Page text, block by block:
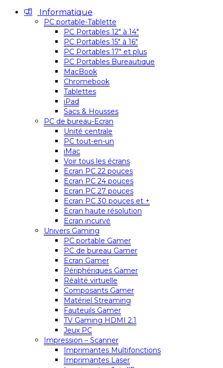
Informatique
PC portable-Tablette
PC Portables 12″ à 14″
PC Portables 15″ à 16″
PC Portables 17″ et plus
PC Portables Bureautique
MacBook
Chromebook
Tablettes
iPad
Sacs & Housses
PC de bureau-Ecran
Unité centrale
PC tout-en-un
iMac
Voir tous les écrans
Ecran PC 22 pouces
Ecran PC 24 pouces
Ecran PC 27 pouces
Ecran PC 30 pouces et +
Ecran haute résolution
Ecran incurvé
Univers Gaming
PC portable Gamer
PC de bureau Gamer
Ecran Gamer
Périphériques Gamer
Réalité virtuelle
Composants Gamer
Matériel Streaming
Fauteuils Gamer
TV Gaming HDMI 2.1
Jeux PC
Impression – Scanner
Imprimantes Multifonctions
Imprimantes Laser